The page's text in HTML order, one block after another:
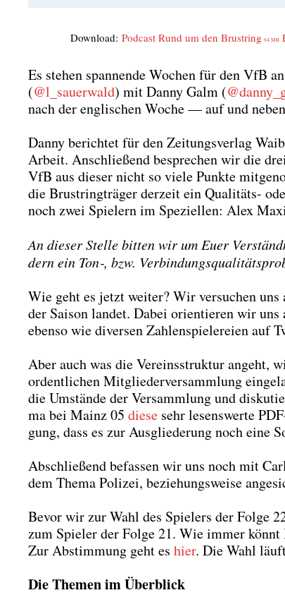
Down­load: Pod­cast Rund um den Brust­ring 94 MB
Es ste­hen span­nen­de Wochen für den VfB
(@l_sauerwald) mit Dan­ny Galm (
nach der eng­li­schen Woche — auf und
Dan­ny berich­tet für den Zei­tungs­ver­lag
Arbeit. Anschlie­ßend bespre­chen wir die
VfB aus die­ser nicht so vie­le Punk­te
die Brust­ring­trä­ger der­zeit ein Qua­li­täts-
noch zwei Spie­lern im Spe­zi­el­len: Alex
An die­ser Stel­le bit­ten wir um Euer
dern ein Ton‑, bzw.
Wie geht es jetzt wei­ter? Wir ver­su­chen
der Sai­son lan­det. Dabei ori­en­tie­ren wir uns
eben­so wie diver­sen Zah­len­spie­le­rei­en auf
Aber auch was die Ver­eins­struk­tur angeht,
or­dent­li­chen Mit­glie­der­ver­samm­lung
die Umstän­de der Ver­samm­lung und
ma bei Mainz 05 die­se sehr lesens­wer­te
gung, dass es zur Aus­glie­de­rung noch eine
Abschlie­ßend befas­sen wir uns noch mit
dem The­ma Poli­zei, bezie­hungs­wei­se
Bevor wir zur Wahl des Spie­lers der Fol­ge
zum Spie­ler der Fol­ge 21. Wie immer
Zur Abstim­mung geht es hier. Die Wahl
Die The­men im Über­blick